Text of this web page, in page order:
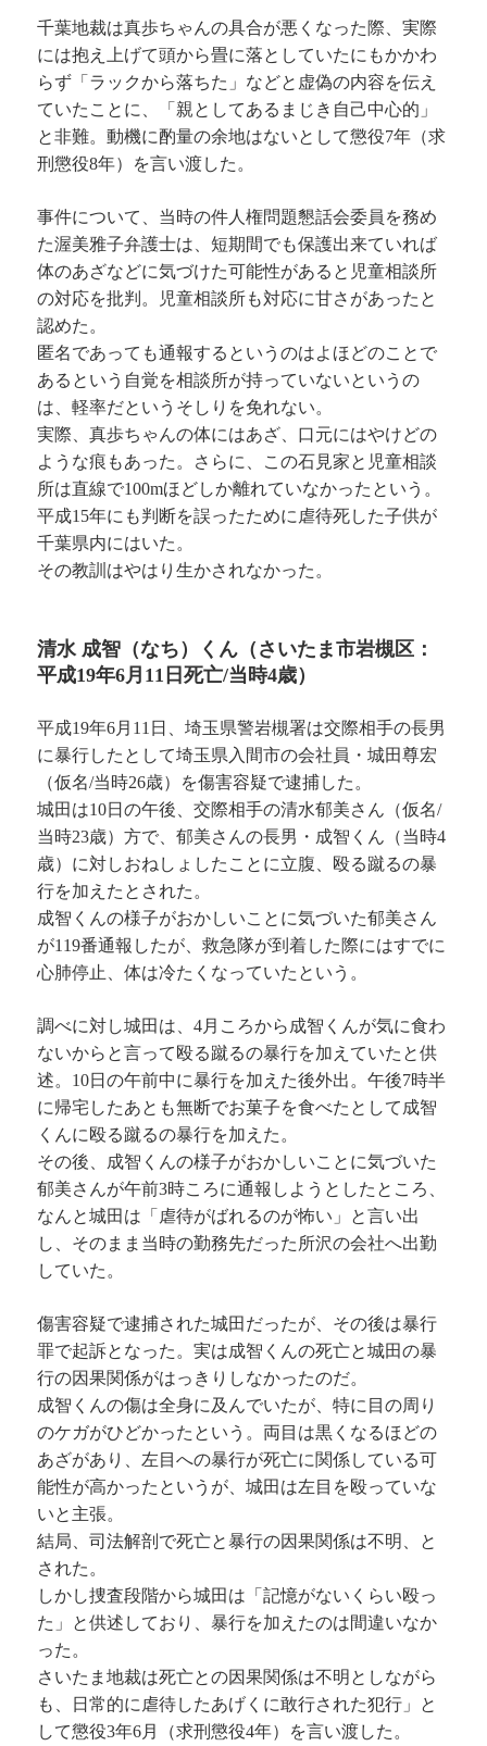
千葉地裁は真歩ちゃんの具合が悪くなった際、実際
には抱え上げて頭から畳に落としていたにもかかわ
らず「ラックから落ちた」などと虚偽の内容を伝え
ていたことに、「親としてあるまじき自己中心的」
と非難。動機に酌量の余地はないとして懲役7年（求
刑懲役8年）を言い渡した。
事件について、当時の件人権問題懇話会委員を務め
た渥美雅子弁護士は、短期間でも保護出来ていれば
体のあざなどに気づけた可能性があると児童相談所
の対応を批判。児童相談所も対応に甘さがあったと
認めた。
匿名であっても通報するというのはよほどのことで
あるという自覚を相談所が持っていないというの
は、軽率だというそしりを免れない。
実際、真歩ちゃんの体にはあざ、口元にはやけどの
ような痕もあった。さらに、この石見家と児童相談
所は直線で100mほどしか離れていなかったという。
平成15年にも判断を誤ったために虐待死した子供が
千葉県内にはいた。
その教訓はやはり生かされなかった。
清水 成智（なち）くん（さいたま市岩槻区：
平成19年6月11日死亡/当時4歳）
平成19年6月11日、埼玉県警岩槻署は交際相手の長男
に暴行したとして埼玉県入間市の会社員・城田尊宏
（仮名/当時26歳）を傷害容疑で逮捕した。
城田は10日の午後、交際相手の清水郁美さん（仮名/
当時23歳）方で、郁美さんの長男・成智くん（当時4
歳）に対しおねしょしたことに立腹、殴る蹴るの暴
行を加えたとされた。
成智くんの様子がおかしいことに気づいた郁美さん
が119番通報したが、救急隊が到着した際にはすでに
心肺停止、体は冷たくなっていたという。
調べに対し城田は、4月ころから成智くんが気に食わ
ないからと言って殴る蹴るの暴行を加えていたと供
述。10日の午前中に暴行を加えた後外出。午後7時半
に帰宅したあとも無断でお菓子を食べたとして成智
くんに殴る蹴るの暴行を加えた。
その後、成智くんの様子がおかしいことに気づいた
郁美さんが午前3時ころに通報しようとしたところ、
なんと城田は「虐待がばれるのが怖い」と言い出
し、そのまま当時の勤務先だった所沢の会社へ出勤
していた。
傷害容疑で逮捕された城田だったが、その後は暴行
罪で起訴となった。実は成智くんの死亡と城田の暴
行の因果関係がはっきりしなかったのだ。
成智くんの傷は全身に及んでいたが、特に目の周り
のケガがひどかったという。両目は黒くなるほどの
あざがあり、左目への暴行が死亡に関係している可
能性が高かったというが、城田は左目を殴っていな
いと主張。
結局、司法解剖で死亡と暴行の因果関係は不明、と
された。
しかし捜査段階から城田は「記憶がないくらい殴っ
た」と供述しており、暴行を加えたのは間違いなか
った。
さいたま地裁は死亡との因果関係は不明としながら
も、日常的に虐待したあげくに敢行された犯行」と
して懲役3年6月（求刑懲役4年）を言い渡した。